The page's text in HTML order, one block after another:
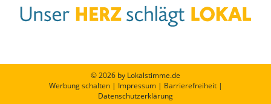
© 2026 by Lokalstimme.de
Werbung schalten| Impressum| Barrierefreiheit|
Datenschutzerklärung